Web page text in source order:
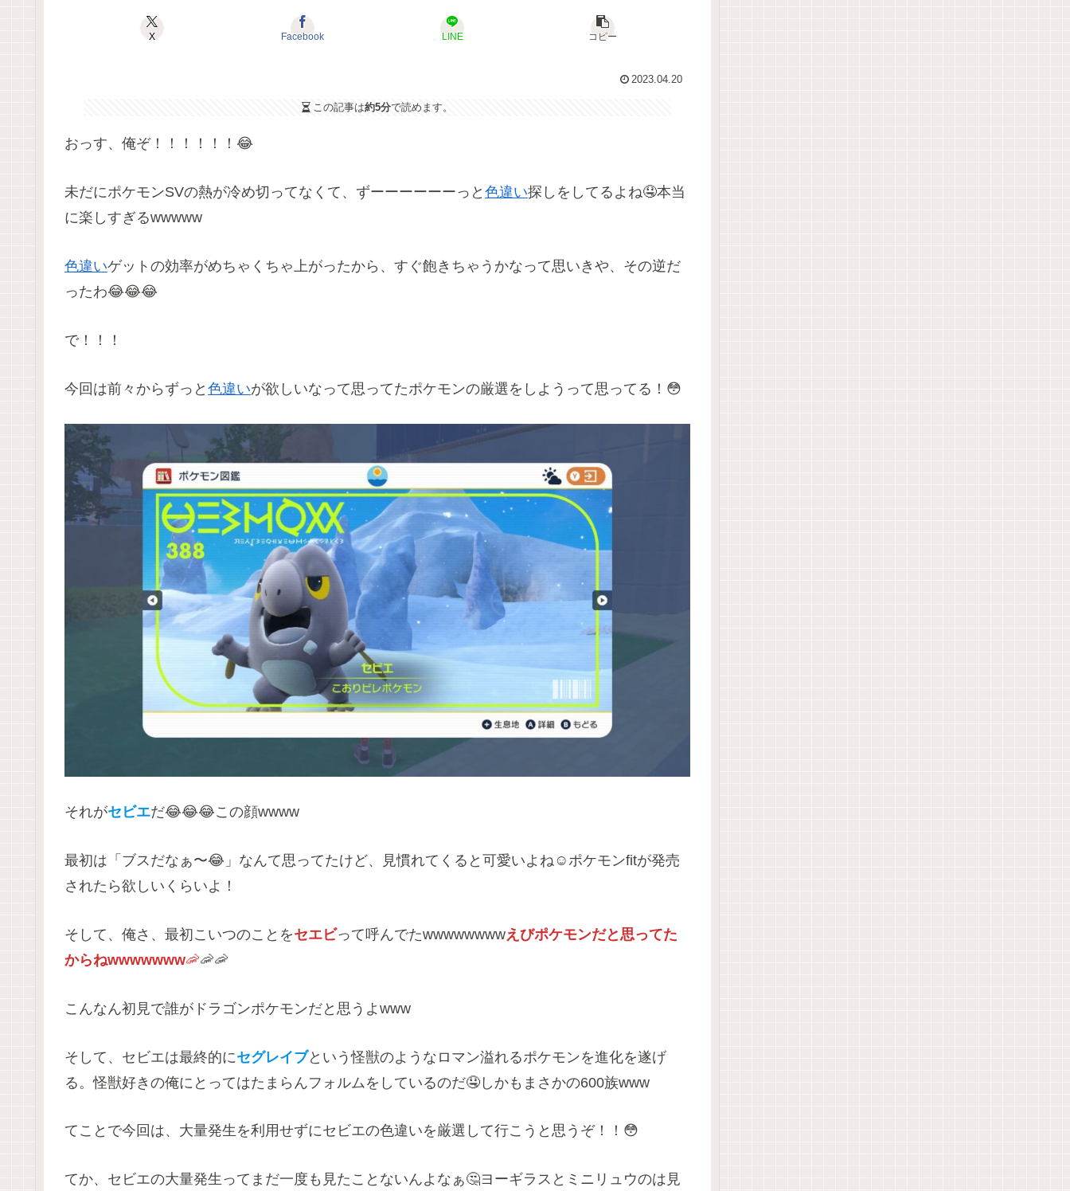
X Facebook LINE コピー
2023.04.20
この記事は約5分で読めます。
おっす、俺ぞ！！！！！！😂
未だにポケモンSVの熱が冷め切ってなくて、ずーーーーーーっと 色違い探しをしてるよね🤤本当
に楽しすぎるwwwww
色違いゲットの効率がめちゃくちゃ上がったから、すぐ飽きちゃうかなって思いきや、その逆だ
ったわ😂😂😂
で！！！
今回は前々からずっと 色違いが欲しいなって思ってたポケモンの厳選をしようって思ってる！😳
それがセビエだ😂😂😂この顔wwww
最初は「ブスだなぁ〜😂」なんて思ってたけど、見慣れてくると可愛いよね☺️ポケモンfitが発売
されたら欲しいくらいよ！
そして、俺さ、最初こいつのことをセエビって呼んでたwwwwwwwwえびポケモンだと思ってた
からねwwwwwww🦐🦐🦐
こんなん初見で誰がドラゴンポケモンだと思うよwww
そして、セビエは最終的にセグレイブという怪獣のようなロマン溢れるポケモンを進化を遂げ
る。怪獣好きの俺にとってはたまらんフォルムをしているのだ🤤しかもまさかの600族www
てことで今回は、大量発生を利用せずにセビエの色違いを厳選して行こうと思うぞ！！😳
てか、セビエの大量発生ってまだ一度も見たことないんよなぁ🤔ヨーギラスとミニリュウのは見